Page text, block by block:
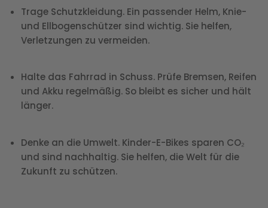
Trage Schutzkleidung. Ein passender Helm, Knie-
und Ellbogenschützer sind wichtig. Sie helfen,
Verletzungen zu vermeiden.
Halte das Fahrrad in Schuss. Prüfe Bremsen, Reifen
und Akku regelmäßig. So bleibt es sicher und hält
länger.
Denke an die Umwelt. Kinder-E-Bikes sparen CO₂
und sind nachhaltig. Sie helfen, die Welt für die
Zukunft zu schützen.